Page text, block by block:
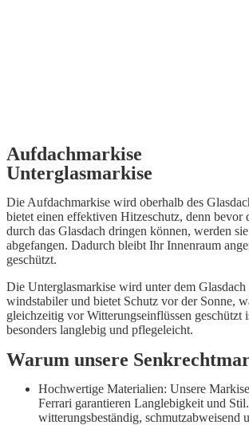
Aufdachmarkise
Unterglasmarkise
Die Aufdachmarkise wird oberhalb des
bietet einen effektiven Hitzeschutz, denn bevor
durch das Glasdach dringen können, werden
abgefangen. Dadurch bleibt Ihr Innenraum
geschützt.
Die Unterglasmarkise wird unter dem
windstabiler und bietet Schutz vor der Sonne,
gleichzeitig vor Witterungseinflüssen geschützt
besonders langlebig und pflegeleicht.
Warum unsere
Hochwertige Materialien: Unsere
Ferrari garantieren Langlebigkeit und
witterungsbeständig, schmutzabweisend